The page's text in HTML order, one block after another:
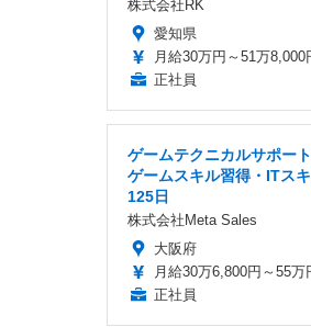
株式会社RK
愛知県
月給30万円～51万8,000
正社員
ゲームテクニカルサポー
ゲームスキル習得・ITス
125日
株式会社Meta Sales
大阪府
月給30万6,800円～55万
正社員